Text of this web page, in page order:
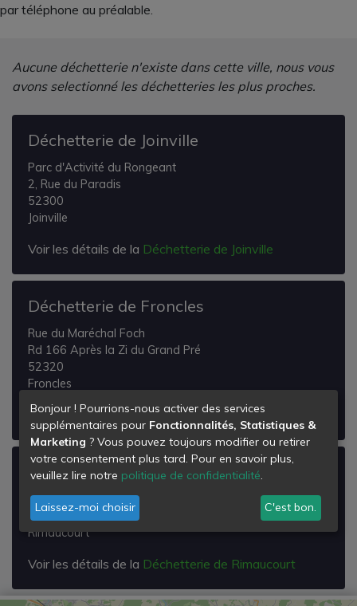
par téléphone au préalable.
Aucune déchetterie n'existe dans cette ville, nous vous
avons selectionné les déchetteries les plus proches.
Déchetterie de Joinville
Parc d'Activité du Rongeant
2, Rue du Paradis
52300
Joinville
Voir les détails de la Déchetterie de Joinville
Déchetterie de Froncles
Rue du Maréchal Foch
Rd 166 Après la Zi du Grand Pré
52320
Froncles
Voir les détails de laDéchetterie de Froncles
Déchetterie de Rimaucourt
Zone Industrielle
52700
Rimaucourt
Voir les détails de la Déchetterie de Rimaucourt
Bonjour ! Pourrions-nous activer des services
supplémentaires pour Fonctionnalités, Statistiques &
Marketing ? Vous pouvez toujours modifier ou retirer
votre consentement plus tard. Pour en savoir plus,
veuillez lire notre politique de confidentialité.
Laissez-moi choisir C'est bon.